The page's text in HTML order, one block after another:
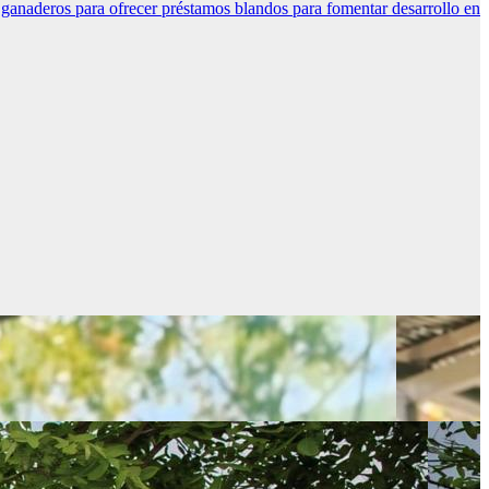
para ofrecer préstamos blandos para fomentar desarrollo en